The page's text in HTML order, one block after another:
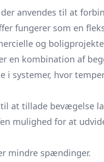
anvendes til at
fungerer som en
og
en kombination af
i systemer, hvor
at tillade bevægelse
mulighed for at
mindre spændinger.